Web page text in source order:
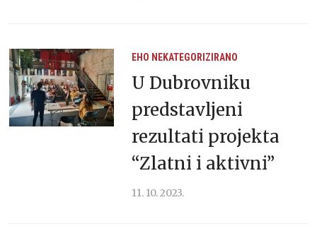
EHO NEKATEGORIZIRANO
U Dubrovniku
predstavljeni
rezultati projekta
“Zlatni i aktivni”
11. 10. 2023.